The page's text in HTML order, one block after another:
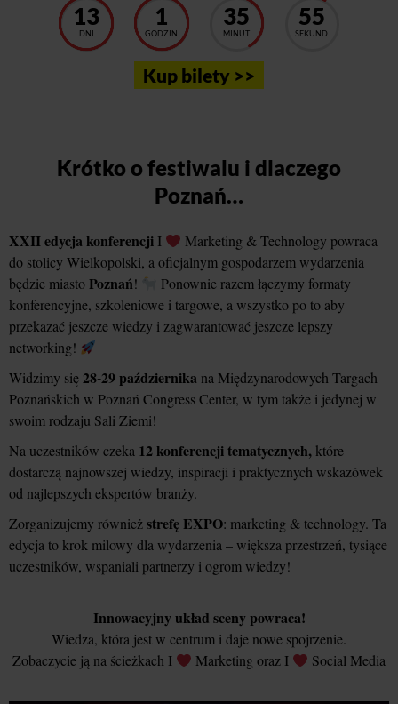
13
DNI
1
GODZIN
35
MINUT
51
SEKUND
Kup bilety >>
Krótko o festiwalu i dlaczego
Poznań…
XXII edycja konferencji I
Marketing & Technology powraca
do stolicy Wielkopolski, a oficjalnym gospodarzem wydarzenia
będzie miasto Poznań!
Ponownie razem łączymy formaty
konferencyjne, szkoleniowe i targowe, a wszystko po to aby
przekazać jeszcze wiedzy i zagwarantować jeszcze lepszy
networking!
Widzimy się28-29 października na Międzynarodowych Targach
Poznańskich w Poznań Congress Center, w tym także i jedynej w
swoim rodzaju Sali Ziemi!
Na uczestników czeka 12 konferencji tematycznych, które
dostarczą najnowszej wiedzy, inspiracji i praktycznych wskazówek
od najlepszych ekspertów branży.
Zorganizujemy równieżstrefę EXPO: marketing & technology. Ta
edycja to krok milowy dla wydarzenia – większa przestrzeń, tysiące
uczestników, wspaniali partnerzy i ogrom wiedzy!
Innowacyjny układ sceny powraca!
Wiedza, która jest w centrum i daje nowe spojrzenie.
Zobaczycie ją na ścieżkach I
Marketing oraz I Social Media